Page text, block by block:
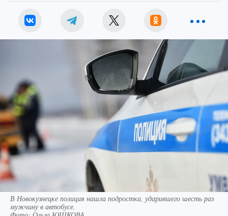
В Новокузнецке полиция нашла подростка, ударившего шесть раз
мужчину в автобусе.